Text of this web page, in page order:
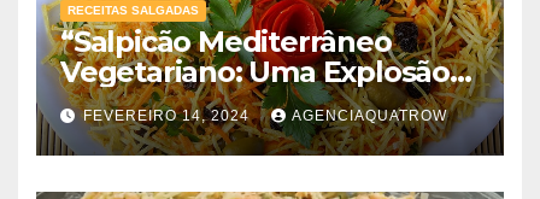
RECEITAS SALGADAS
“Salpicão Mediterrâneo
Vegetariano: Uma Explosão
de Sabores!”
FEVEREIRO 14, 2024 AGENCIAQUATROW